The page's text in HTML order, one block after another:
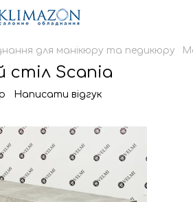
для манікюру та педикюру
стіл Scania
Написати відгук